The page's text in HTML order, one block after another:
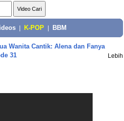
K-POP BBM
Wanita Cantik: Alena dan Fanya
31
Lebih